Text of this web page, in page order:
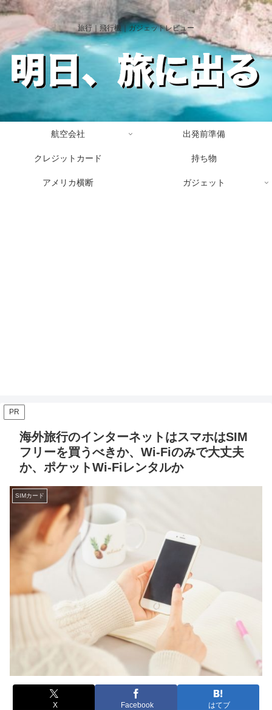
旅行｜飛行機｜ガジェットレビュー
航空会社 出発前準備
クレジットカード 持ち物
アメリカ横断 ガジェット
PR
海外旅行のインターネットはスマホはSIM
フリーを買うべきか、Wi-Fiのみで大丈夫
か、ポケットWi-Fiレンタルか
SIMカード
X Facebook はてブ